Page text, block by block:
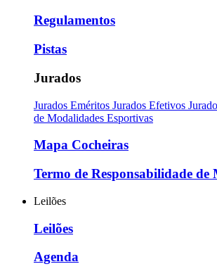
Regulamentos
Pistas
Jurados
Jurados Eméritos Jurados Efetivos
de Modalidades Esportivas
Mapa Cocheiras
Termo de Responsabilidade de
Leilões
Leilões
Agenda